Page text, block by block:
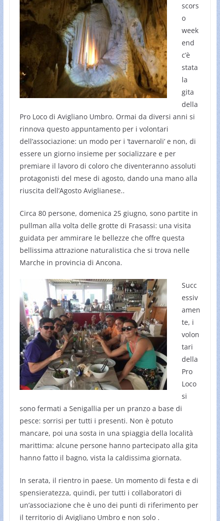
scors
o
week
end
c’è
stata
la
gita
della
Pro Loco di Avigliano Umbro. Ormai da diversi anni si
rinnova questo appuntamento per i volontari
dell’associazione: un modo per i ‘tavernaroli’ e non, di
essere un giorno insieme per socializzare e per
premiare il lavoro di coloro che diventeranno assoluti
protagonisti del mese di agosto, dando una mano alla
riuscita dell’Agosto Aviglianese..
Circa 80 persone, domenica 25 giugno, sono partite in
pullman alla volta delle grotte di Frasassi: una visita
guidata per ammirare le bellezze che offre questa
bellissima attrazione naturalistica che si trova nelle
Marche in provincia di Ancona.
Succ
essiv
amen
te, i
volon
tari
della
Pro
Loco
si
sono fermati a Senigallia per un pranzo a base di
pesce: sorrisi per tutti i presenti. Non è potuto
mancare, poi una sosta in una spiaggia della località
marittima: alcune persone hanno partecipato alla gita
hanno fatto il bagno, vista la caldissima giornata.
In serata, il rientro in paese. Un momento di festa e di
spensieratezza, quindi, per tutti i collaboratori di
un’associazione che è uno dei punti di riferimento per
il territorio di Avigliano Umbro e non solo .